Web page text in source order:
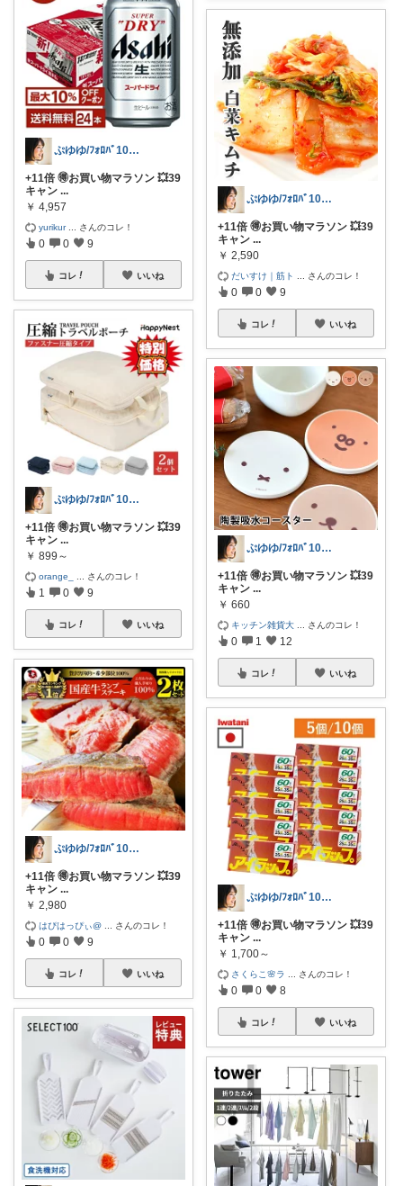
ぷゆゆ/ﾌｫﾛﾊﾞ100 ♡から経由購入
+11倍 🉐お買い物マラソン 💥39
キャン ...
￥ 4,957
yurikur さんのコレ！
0 0 9
コレ いいね
ぷゆゆ/ﾌｫﾛﾊﾞ100 ♡から経由購入
+11倍 🉐お買い物マラソン 💥39
キャン ...
￥ 899～
orange_ さんのコレ！
1 0 9
コレ いいね
ぷゆゆ/ﾌｫﾛﾊﾞ100 ♡から経由購入
+11倍 🉐お買い物マラソン 💥39
キャン ...
￥ 2,980
はぴはっぴぃ@ さんのコレ！
0 0 9
コレ いいね
ぷゆゆ/ﾌｫﾛﾊﾞ100 ♡から経由購入
+11倍 🉐お買い物マラソン 💥39
キャン ...
￥ 2,590
だいすけ｜筋ト さんのコレ！
0 0 9
コレ いいね
ぷゆゆ/ﾌｫﾛﾊﾞ100 ♡から経由購入
+11倍 🉐お買い物マラソン 💥39
キャン ...
￥ 660
キッチン雑貨大 さんのコレ！
0 1 12
コレ いいね
ぷゆゆ/ﾌｫﾛﾊﾞ100 ♡から経由購入
+11倍 🉐お買い物マラソン 💥39
キャン ...
￥ 1,700～
さくらこ🌸ラ さんのコレ！
0 0 8
コレ いいね